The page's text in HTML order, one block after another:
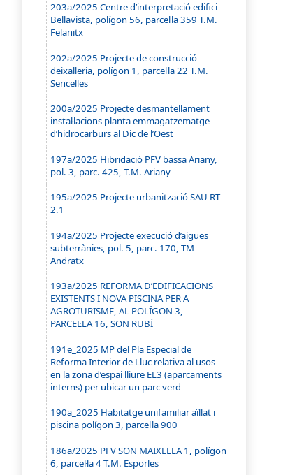
203a/2025 Centre d’interpretació edifici
Bellavista, polígon 56, parcel·la 359 T.M.
Felanitx
202a/2025 Projecte de construcció
deixalleria, polígon 1, parcel·la 22 T.M.
Sencelles
200a/2025 Projecte desmantellament
instal·lacions planta emmagatzematge
d’hidrocarburs al Dic de l’Oest
197a/2025 Hibridació PFV bassa Ariany,
pol. 3, parc. 425, T.M. Ariany
195a/2025 Projecte urbanització SAU RT
2.1
194a/2025 Projecte execució d’aigües
subterrànies, pol. 5, parc. 170, TM
Andratx
193a/2025 REFORMA D’EDIFICACIONS
EXISTENTS I NOVA PISCINA PER A
AGROTURISME, AL POLÍGON 3,
PARCEL·LA 16, SON RUBÍ
191e_2025 MP del Pla Especial de
Reforma Interior de Lluc relativa al usos
en la zona d’espai lliure EL3 (aparcaments
interns) per ubicar un parc verd
190a_2025 Habitatge unifamiliar aïllat i
piscina polígon 3, parcel·la 900
186a/2025 PFV SON MAIXELLA 1, polígon
6, parcel·la 4 T.M. Esporles